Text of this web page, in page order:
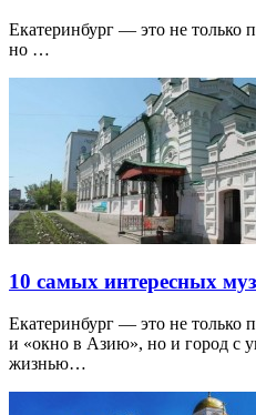
Екатеринбург — это не только
но …
10 самых интересных
Екатеринбург — это не только
и «окно в Азию», но и город с
жизнью…